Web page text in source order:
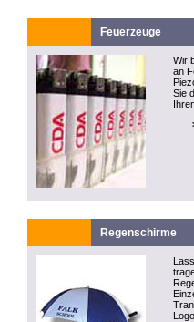
Feuerzeuge
Wir
an
Sie
Regenschirme